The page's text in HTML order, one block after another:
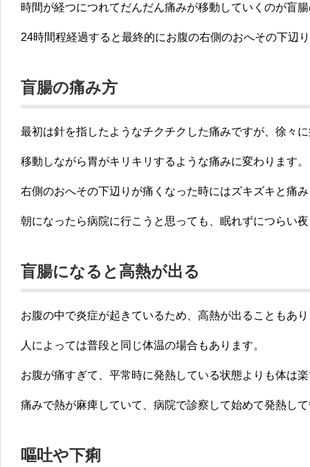
時間が経つにつれてだんだん痛みが移動していくのが盲
24時間程経過すると最終的にお腹の右側のおへその下辺
盲腸の痛み方
最初は針を指したようなチクチクした痛みですが、徐々
移動しながら胃がキリキリするような痛みに変わります。
右側のおへその下辺りが痛くなった時にはズキズキと痛
朝になったら病院に行こうと思っても、眠れずにつらい
盲腸になると高熱が出る
お腹の中で炎症が起きているため、高熱が出ることもあ
人によっては普段と同じ体温の場合もあります。
お腹が痛すぎて、平常時に発熱している状態よりも体は
痛みで熱が麻痺していて、病院で診察して始めて発熱し
嘔吐や下痢